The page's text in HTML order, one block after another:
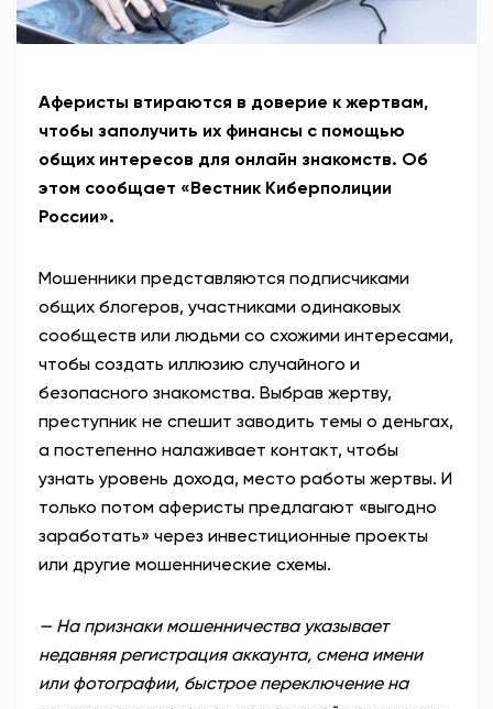
Аферисты втираются в доверие к жертвам,
чтобы заполучить их финансы с помощью
общих интересов для онлайн знакомств. Об
этом сообщает «Вестник Киберполиции
России».
Мошенники представляются подписчиками
общих блогеров, участниками одинаковых
сообществ или людьми со схожими интересами,
чтобы создать иллюзию случайного и
безопасного знакомства. Выбрав жертву,
преступник не спешит заводить темы о деньгах,
а постепенно налаживает контакт, чтобы
узнать уровень дохода, место работы жертвы. И
только потом аферисты предлагают «выгодно
заработать» через инвестиционные проекты
или другие мошеннические схемы.
— На признаки мошенничества указывает
недавняя регистрация аккаунта, смена имени
или фотографии, быстрое переключение на